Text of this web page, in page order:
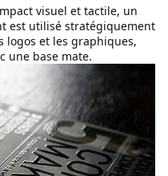
visuel et tactile, un
est utilisé stratégiquement
logos et les graphiques,
une base mate.